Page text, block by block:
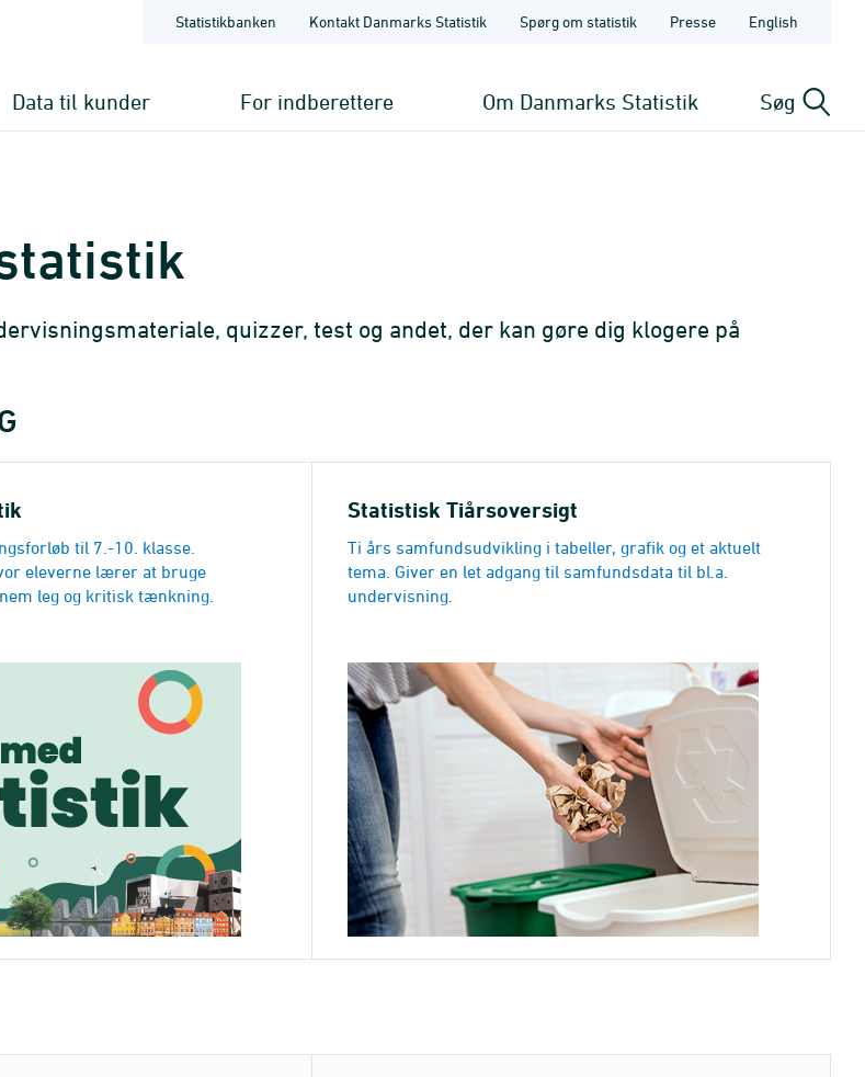
Statistikbanken Kontakt Danmarks Statistik Spørg om statistik Presse English
Data til kunder For indberettere Om Danmarks Statistik Søg
quizzer, test og andet, der kan gøre dig klogere på
til 7.-10. klasse.
eleverne lærer at bruge
leg og kritisk tænkning.
Statistisk Tiårsoversigt
Ti års samfundsudvikling i tabeller, grafik og et aktuelt
tema. Giver en let adgang til samfundsdata til bl.a.
undervisning.